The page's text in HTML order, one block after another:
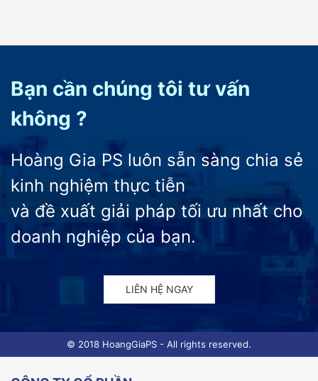
Bạn cần chúng tôi tư vấn
không ?
Hoàng Gia PS luôn sẵn sàng chia sẻ
kinh nghiệm thực tiễn
và đề xuất giải pháp tối ưu nhất cho
doanh nghiệp của bạn.
LIÊN HỆ NGAY
© 2018 HoangGiaPS - All rights reserved.